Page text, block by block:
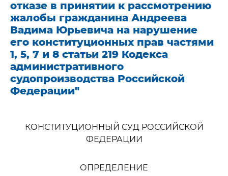
отказе в принятии к рассмотрению
жалобы гражданина Андреева
Вадима Юрьевича на нарушение
его конституционных прав частями
1, 5, 7 и 8 статьи 219 Кодекса
административного
судопроизводства Российской
Федерации"
КОНСТИТУЦИОННЫЙ СУД РОССИЙСКОЙ
ФЕДЕРАЦИИ
ОПРЕДЕЛЕНИЕ